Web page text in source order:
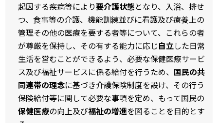
起因する疾病等により要介護状態となり、入浴、排せ
つ、食事等の介護、機能訓練並びに看護及び療養上の
管理その他の医療を要する者等について、これらの者
が尊厳を保持し、その有する能力に応じ自立した日常
生活を営むことができるよう、必要な保健医療サービ
ス及び福祉サービスに係る給付を行うため、 国民の共
同連帯の理念に基づき介護保険制度を設け、その行う
保険給付等に関して必要な事項を定め、もって国民の
保健医療の向上及び福祉の増進を図ることを目的とす